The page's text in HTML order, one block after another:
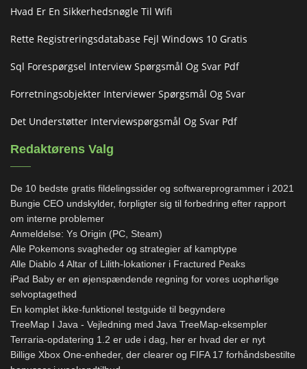
Hvad Er En Sikkerhedsnøgle Til Wifi
Rette Registreringsdatabase Fejl Windows 10 Gratis
Sql Forespørgsel Interview Spørgsmål Og Svar Pdf
Forretningsobjekter Interviewer Spørgsmål Og Svar
Det Understøtter Interviewspørgsmål Og Svar Pdf
Redaktørens Valg
De 10 bedste gratis fildelingssider og softwareprogrammer i 2021
Bungie CEO undskylder, forpligter sig til forbedring efter rapport
om interne problemer
Anmeldelse: Ys Origin (PC, Steam)
Alle Pokemons svagheder og strategier af kamptype
Alle Diablo 4 Altar of Lilith-lokationer i Fractured Peaks
iPad Baby er en øjenspændende regning for vores uophørlige
selvoptagethed
En komplet ikke-funktionel testguide til begyndere
TreeMap I Java - Vejledning med Java TreeMap-eksempler
Terraria-opdatering 1.2 er ude i dag, her er hvad der er nyt
Billige Xbox One-enheder, der clearer og FIFA 17 forhåndsbestilte